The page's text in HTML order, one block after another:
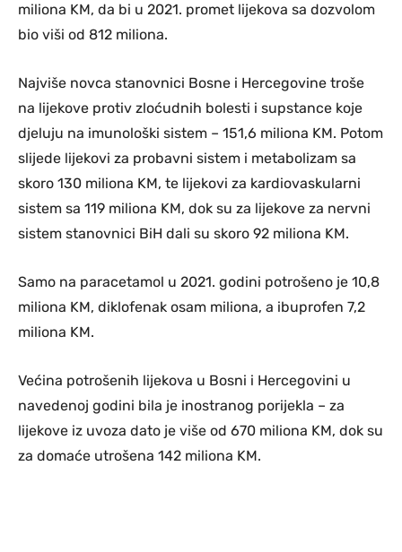
miliona KM, da bi u 2021. promet lijekova sa dozvolom
bio viši od 812 miliona.
Najviše novca stanovnici Bosne i Hercegovine troše
na lijekove protiv zloćudnih bolesti i supstance koje
djeluju na imunološki sistem – 151,6 miliona KM. Potom
slijede lijekovi za probavni sistem i metabolizam sa
skoro 130 miliona KM, te lijekovi za kardiovaskularni
sistem sa 119 miliona KM, dok su za lijekove za nervni
sistem stanovnici BiH dali su skoro 92 miliona KM.
Samo na paracetamol u 2021. godini potrošeno je 10,8
miliona KM, diklofenak osam miliona, a ibuprofen 7,2
miliona KM.
Većina potrošenih lijekova u Bosni i Hercegovini u
navedenoj godini bila je inostranog porijekla – za
lijekove iz uvoza dato je više od 670 miliona KM, dok su
za domaće utrošena 142 miliona KM.